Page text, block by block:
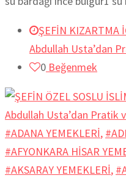
ŞEFİN KIZARTMA
Abdullah Usta’dan
0 Beğenmek
#ADANA YEMEKLERİ,
#AFYONKARA HİSAR
#AKSARAY YEMEKLERİ,